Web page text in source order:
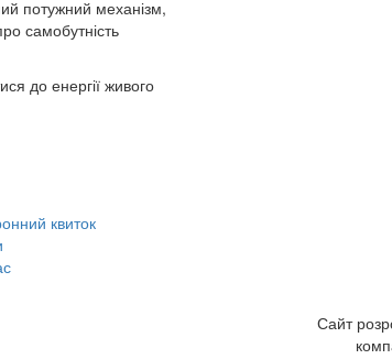
потужний механізм,
самобутність
до енергії живого
квиток
Сайт